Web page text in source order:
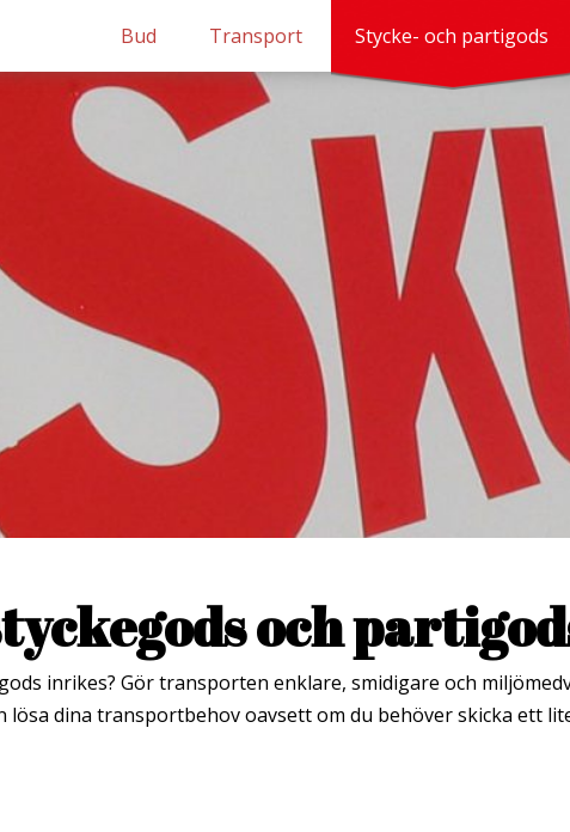
Bud Transport Stycke- och partigods
och
inrikes? Gör transporten enklare, smidigare och
lösa dina transportbehov oavsett om du behöver skicka ett